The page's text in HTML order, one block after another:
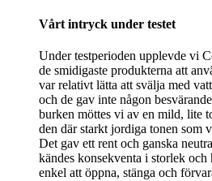
Vårt intryck under testet
Under testperioden upplevde vi
de smidigaste produkterna att
var relativt lätta att svälja med
och de gav inte någon
burken möttes vi av en mild, lite
den där starkt jordiga tonen som
Det gav ett rent och ganska
kändes konsekventa i storlek
enkel att öppna, stänga och